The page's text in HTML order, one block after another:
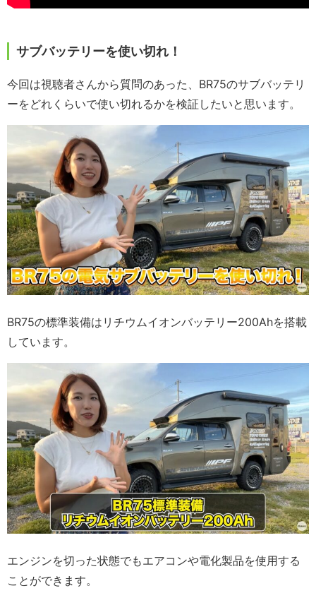
サブバッテリーを使い切れ！
今回は視聴者さんから質問のあった、BR75のサブバッテリ
ーをどれくらいで使い切れるかを検証したいと思います。
BR75の標準装備はリチウムイオンバッテリー200Ahを搭載
しています。
エンジンを切った状態でもエアコンや電化製品を使用する
ことができます。